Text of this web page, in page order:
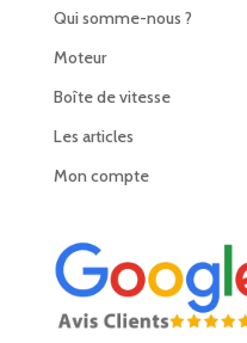
Qui somme-nous ?
Moteur
Boîte de vitesse
Les articles
Mon compte